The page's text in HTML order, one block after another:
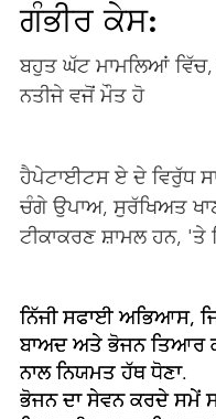
ਗੰਭੀਰ ਕੇਸ:
ਬਹੁਤ ਘੱਟ ਮਾਮਲਿਆਂ ਵਿੱਚ,
ਨਤੀਜੇ ਵਜੋਂ ਮੌਤ ਹੋ
ਹੈਪੇਟਾਈਟਸ ਏ ਦੇ ਵਿਰੁੱਧ
ਚੰਗੇ ਉਪਾਅ, ਸੁਰੱਖਿਅਤ
ਟੀਕਾਕਰਣ ਸ਼ਾਮਲ ਹਨ, 'ਤੇ
ਨਿੱਜੀ ਸਫਾਈ ਅਭਿਆਸ,
ਬਾਅਦ ਅਤੇ ਭੋਜਨ ਤਿਆਰ
ਨਾਲ ਨਿਯਮਤ ਹੱਥ ਧੋਣਾ.
ਭੋਜਨ ਦਾ ਸੇਵਨ ਕਰਦੇ ਸਮੇਂ